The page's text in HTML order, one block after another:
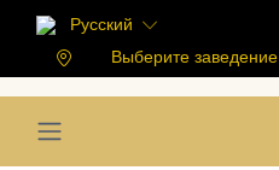
Русский
Выберите заведение